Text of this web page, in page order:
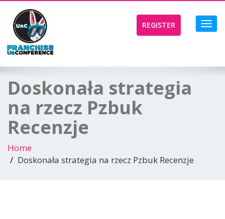
REGISTER
Doskonała strategia
na rzecz Pzbuk
Recenzje
Home
Doskonała strategia na rzecz Pzbuk Recenzje